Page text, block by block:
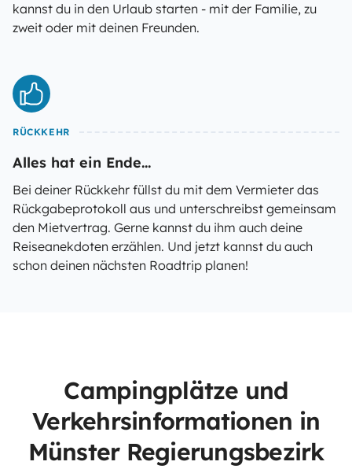
kannst du in den Urlaub starten - mit der Familie, zu
zweit oder mit deinen Freunden.
RÜCKKEHR
Alles hat ein Ende...
Bei deiner Rückkehr füllst du mit dem Vermieter das
Rückgabeprotokoll aus und unterschreibst gemeinsam
den Mietvertrag. Gerne kannst du ihm auch deine
Reiseanekdoten erzählen. Und jetzt kannst du auch
schon deinen nächsten Roadtrip planen!
Campingplätze und
Verkehrsinformationen in
Münster Regierungsbezirk